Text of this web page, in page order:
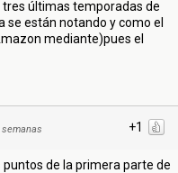
últimas temporadas de
se están notando y como el
mediante)pues el
+1
de la primera parte de